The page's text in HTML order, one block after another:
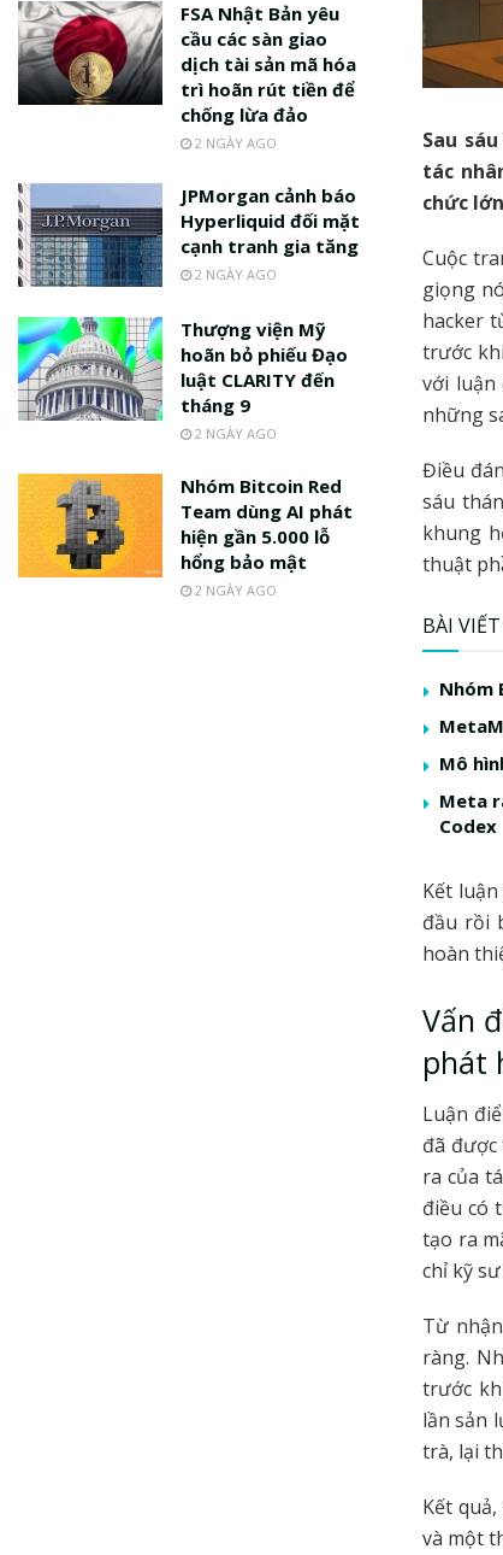
Sau
tác
chức
Cuộc
giọng
hacker
trước
với luận
những
Điều
sáu
khung
thuật
BÀI
Nhóm
Mô
Meta
Codex
Kết
đầu rồi
hoàn
Vấn
phát
Luận
đã
ra của
điều có
tạo ra
chỉ kỹ
Từ
ràng.
trước
lần sản
trà, lại
Kết
và một
FSA Nhật Bản yêu
cầu các sàn giao
dịch tài sản mã hóa
trì hoãn rút tiền để
chống lừa đảo
2 NGÀY AGO
JPMorgan cảnh báo
Hyperliquid đối mặt
cạnh tranh gia tăng
2 NGÀY AGO
Thượng viện Mỹ
hoãn bỏ phiếu Đạo
luật CLARITY đến
tháng 9
2 NGÀY AGO
Nhóm Bitcoin Red
Team dùng AI phát
hiện gần 5.000 lỗ
hổng bảo mật
2 NGÀY AGO